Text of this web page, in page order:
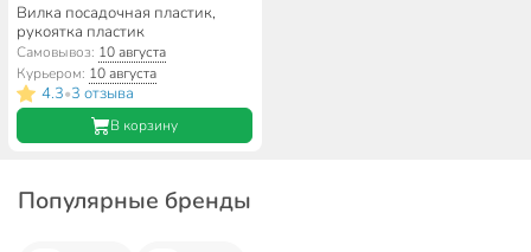
Вилка посадочная пластик,
рукоятка пластик
Самовывоз: 10 августа
Курьером: 10 августа
4.3•3 отзыва
В корзину
Популярные бренды